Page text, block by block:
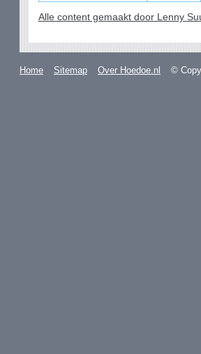
Alle content gemaakt door Lenny
Home Sitemap Over Hoedoe.nl ©